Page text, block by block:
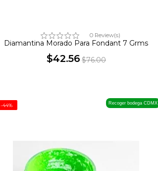
0 Review(s)
Diamantina Morado Para Fondant 7 Grms
$42.56 $76.00
Recoger bodega CDMX
-44%